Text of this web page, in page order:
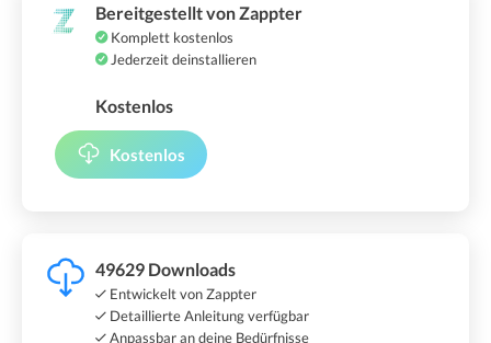
Bereitgestellt von Zappter
Komplett kostenlos
Jederzeit deinstallieren
Kostenlos
Kostenlos
49629 Downloads
Entwickelt von Zappter
Detaillierte Anleitung verfügbar
Anpassbar an deine Bedürfnisse